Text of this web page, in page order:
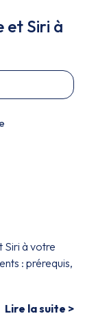
et Siri à
Siri à votre
: prérequis,
Lire la suite >